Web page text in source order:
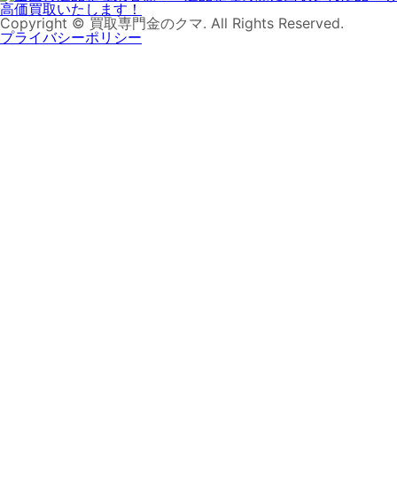
Copyright © 買取専門金のクマ. All Rights Reserved.
プライバシーポリシー